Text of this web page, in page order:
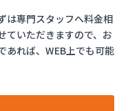
は専門スタッフへ料金相
ていただきますので、お
あれば、WEB上でも可能